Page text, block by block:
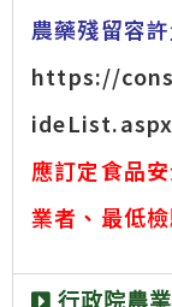
農藥殘留容許
https://
應訂定食品
業者、最低
行政院農